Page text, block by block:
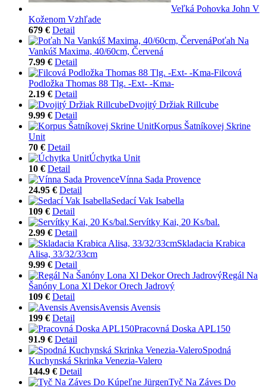
Veľká Pohovka John V
Koženom Vzhľade
679 € Detail
Poťah Na
Vankúš Maxima, 40/60cm, Červená
7.99 € Detail
Filcová
Podložka Thomas 88 Tlg. -Ext- -Kma-
2.19 € Detail
Dvojitý Držiak Rillcube
9.99 € Detail
Korpus Šatníkovej Skrine
Unit
70 € Detail
Úchytka Unit
10 € Detail
Vínna Sada Provence
24.95 € Detail
Sedací Vak Isabella
109 € Detail
Servítky Kai, 20 Ks/bal.
2.99 € Detail
Skladacia Krabica
Alisa, 33/32/33cm
9.99 € Detail
Regál Na
Šanóny Lona Xl Dekor Orech Jadrový
109 € Detail
Avensis Avensis
199 € Detail
Pracovná Doska APL150
91.9 € Detail
Spodná
Kuchynská Skrinka Venezia-Valero
144.9 € Detail
Tyč Na Záves Do